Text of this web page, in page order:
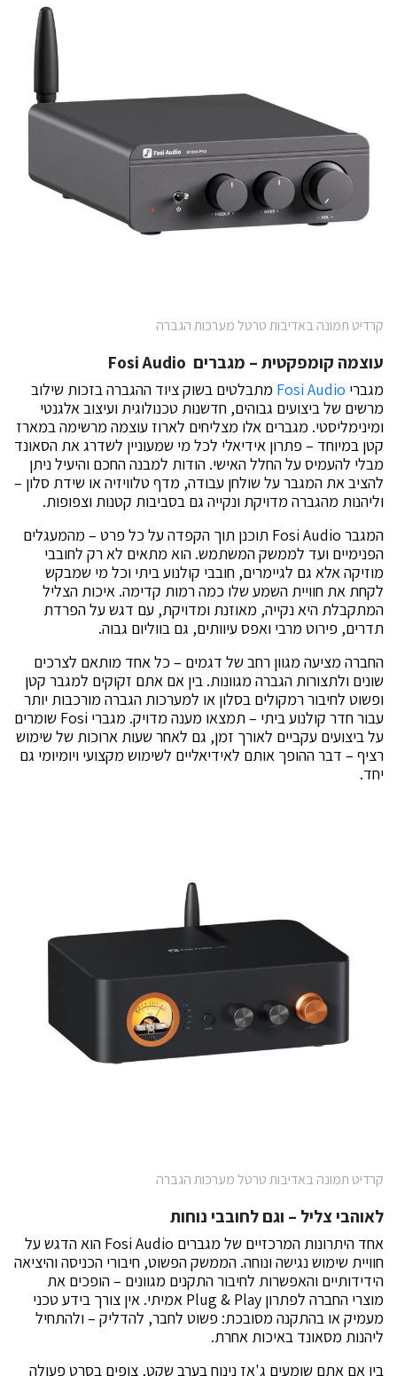
קרדיט תמונה באדיבות טרטל מערכות הגברה
עוצמה קומפקטית – מגברים
מגברי Fosi Audio מתבלטים בשוק ציוד ההגברה בזכות שילוב
מרשים של ביצועים גבוהים, חדשנות טכנולוגית ועיצוב אלגנטי
ומינימליסטי. מגברים אלו מצליחים לארוז עוצמה מרשימה במארז
קטן במיוחד – פתרון אידיאלי לכל מי שמעוניין לשדרג את הסאונד
מבלי להעמיס על החלל האישי. הודות למבנה החכם והיעיל ניתן
להציב את המגבר על שולחן עבודה, מדף טלוויזיה או שידת סלון –
וליהנות מהגברה מדויקת ונקייה גם בסביבות קטנות וצפופות.
המגבר Fosi Audio תוכנן תוך הקפדה על כל פרט – מהמעגלים
הפנימיים ועד לממשק המשתמש. הוא מתאים לא רק לחובבי
מוזיקה אלא גם לגיימרים, חובבי קולנוע ביתי וכל מי שמבקש
לקחת את חוויית השמע שלו כמה רמות קדימה. איכות הצליל
המתקבלת היא נקייה, מאוזנת ומדויקת, עם דגש על הפרדת
תדרים, פירוט מרבי ואפס עיוותים, גם בווליום גבוה.
החברה מציעה מגוון רחב של דגמים – כל אחד מותאם לצרכים
שונים ולתצורות הגברה מגוונות. בין אם אתם זקוקים למגבר קטן
ופשוט לחיבור רמקולים בסלון או למערכות הגברה מורכבות יותר
עבור חדר קולנוע ביתי – תמצאו מענה מדויק. מגברי Fosi שומרים
על ביצועים עקביים לאורך זמן, גם לאחר שעות ארוכות של שימוש
רציף – דבר ההופך אותם לאידיאליים לשימוש מקצועי ויומיומי גם
יחד.
קרדיט תמונה באדיבות טרטל מערכות הגברה
לאוהבי צליל – וגם לחובבי נוחות
אחד היתרונות המרכזיים של מגברים Fosi Audio הוא הדגש על
חוויית שימוש נגישה ונוחה. הממשק הפשוט, חיבורי הכניסה והיציאה
הידידותיים והאפשרות לחיבור התקנים מגוונים – הופכים את
מוצרי החברה לפתרון Plug & Play אמיתי. אין צורך בידע טכני
מעמיק או בהתקנה מסובכת: פשוט לחבר, להדליק – ולהתחיל
ליהנות מסאונד באיכות אחרת.
בין אם אתם שומעים ג'אז נינוח בערב שקט, צופים בסרט פעולה